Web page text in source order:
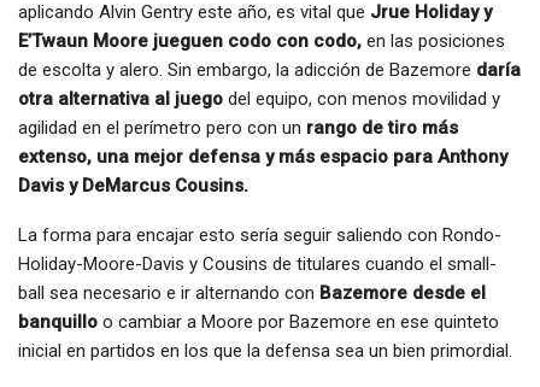
aplicando Alvin Gentry este año, es vital que Jrue Holiday y
E’Twaun Moore jueguen codo con codo, en las posiciones
de escolta y alero. Sin embargo, la adicción de Bazemore daría
otra alternativa al juego del equipo, con menos movilidad y
agilidad en el perímetro pero con un rango de tiro más
extenso, una mejor defensa y más espacio para Anthony
Davis y DeMarcus Cousins.
La forma para encajar esto sería seguir saliendo con Rondo-
Holiday-Moore-Davis y Cousins de titulares cuando el small-
ball sea necesario e ir alternando con Bazemore desde el
banquillo o cambiar a Moore por Bazemore en ese quinteto
inicial en partidos en los que la defensa sea un bien primordial.